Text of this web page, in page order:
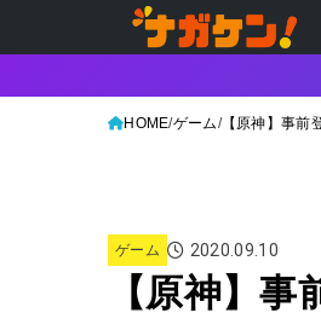
HOME ゲーム 【原神】事前
ゲーム 2020.09.10
【原神】